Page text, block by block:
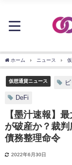
ホーム ニュース
仮想通貨ニュース
DeFi
【墨汁速報】
が破産か？裁
債務整理命令
2022年6月30日